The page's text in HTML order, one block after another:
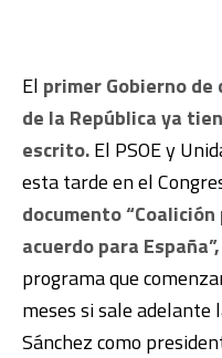
El primer Gobierno de
de la República ya
escrito.El PSOE y
esta tarde en el
documento
acuerdo para España”,
programa que
meses si sale adelante
Sánchez como